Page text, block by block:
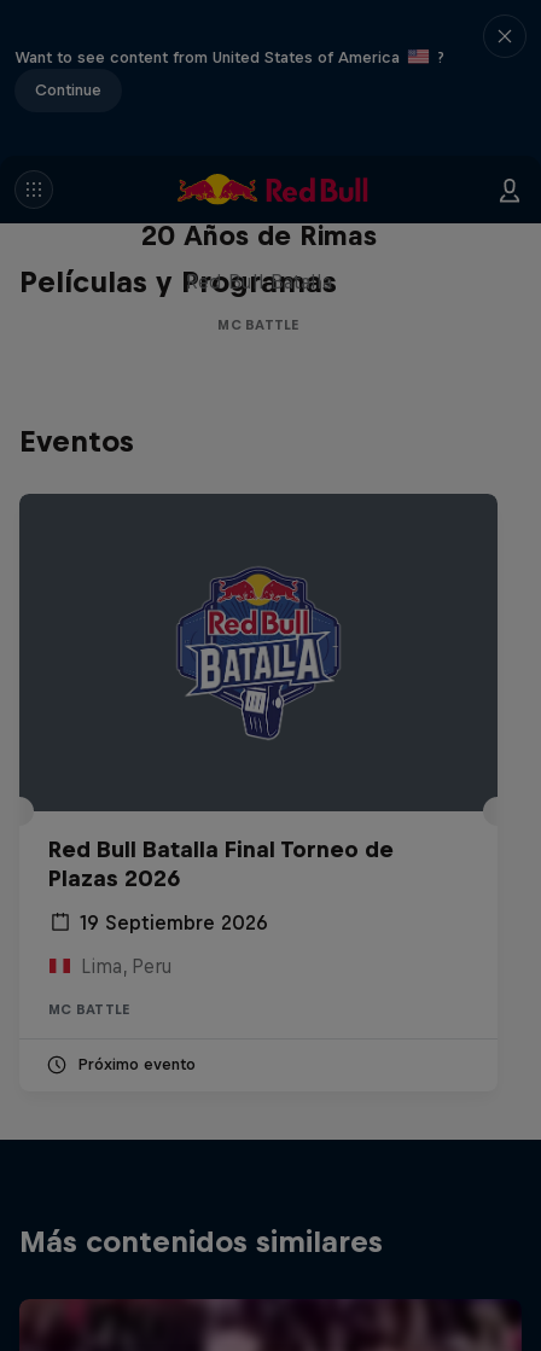
Want to see content from United States of America
?
Continue
Películas y Programas
Red Bull Batalla Nueva Historia:
20 Años de Rimas
Red Bull Batalla
MC BATTLE
Eventos
Red Bull Batalla Final Torneo de
Plazas 2026
19 Septiembre 2026
Lima, Peru
MC BATTLE
Próximo evento
Más contenidos similares